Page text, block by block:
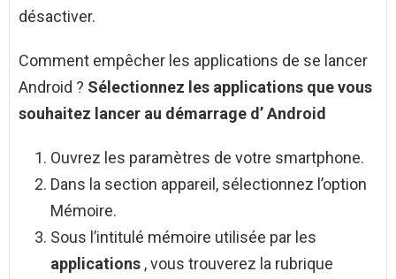
désactiver.
Comment empêcher les applications de se lancer
Android ? Sélectionnez les applications que vous
souhaitez lancer au démarrage d’Android
Ouvrez les paramètres de votre smartphone.
Dans la section appareil, sélectionnez l’option
Mémoire.
Sous l’intitulé mémoire utilisée par les
applications , vous trouverez la rubrique